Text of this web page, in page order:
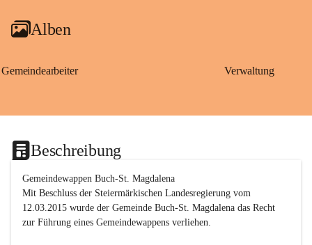
Alben
Gemeindearbeiter Verwaltung
Beschreibung
Gemeindewappen Buch-St. Magdalena
Mit Beschluss der Steiermärkischen Landesregierung vom
12.03.2015 wurde der Gemeinde Buch-St. Magdalena das Recht
zur Führung eines Gemeindewappens verliehen.